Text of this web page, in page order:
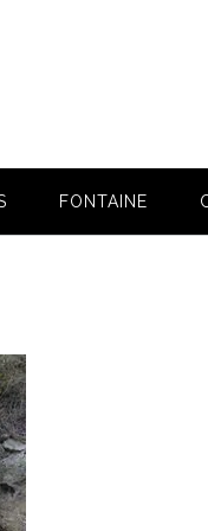
FONTAINE